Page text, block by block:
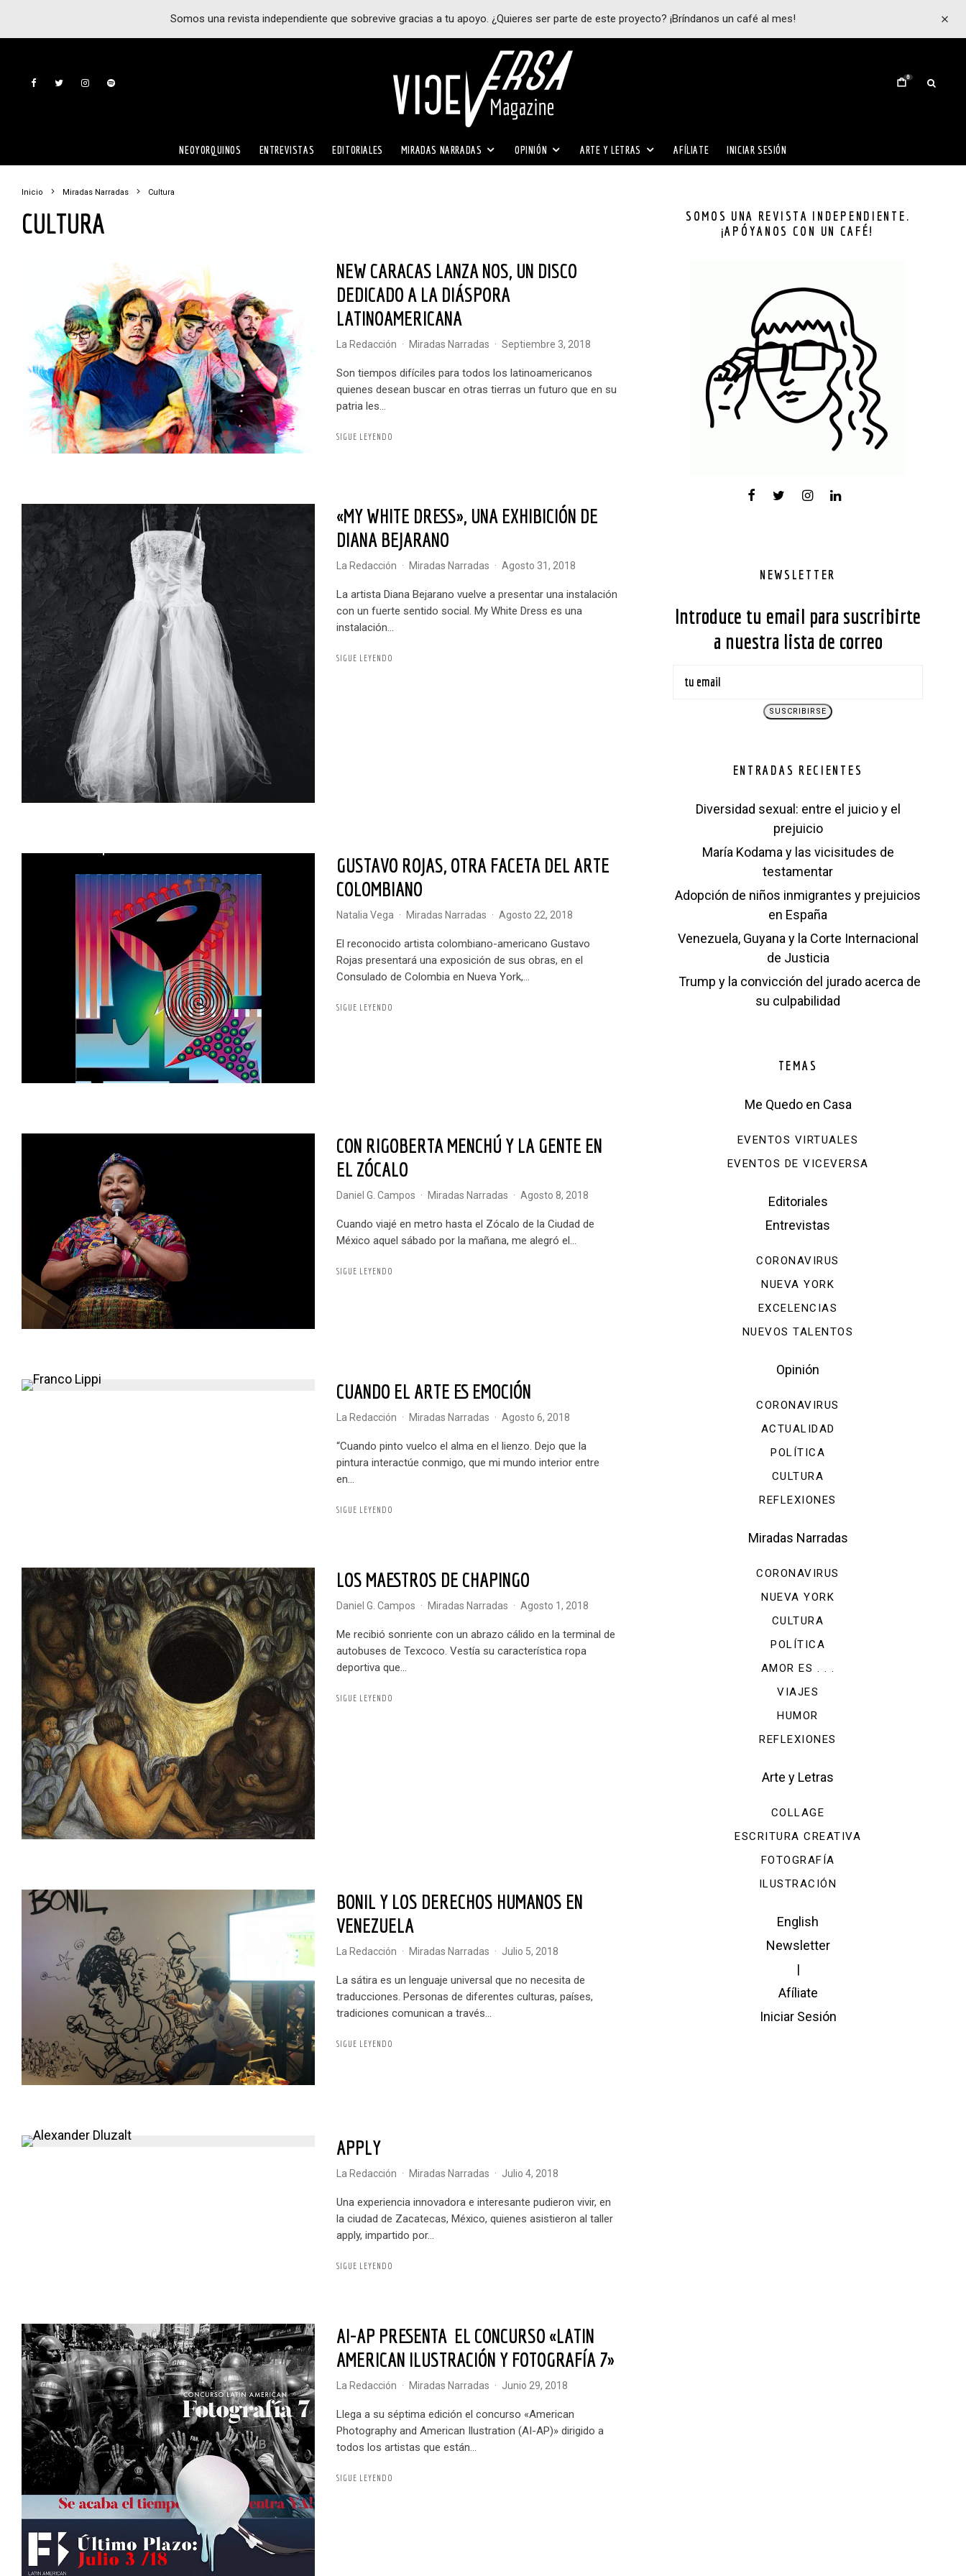
Somos una revista independiente que sobrevive gracias a tu apoyo. ¿Quieres ser parte de este proyecto? ¡Bríndanos un café al mes!
0
NEOYORQUINOS ENTREVISTAS EDITORIALES MIRADAS NARRADAS OPINIÓN ARTE Y LETRAS AFÍLIATE INICIAR SESIÓN
Inicio Miradas Narradas Cultura
CULTURA
NEW CARACAS LANZA NOS, UN DISCO
DEDICADO A LA DIÁSPORA
LATINOAMERICANA
La Redacción · Miradas Narradas · septiembre 3, 2018
Son tiempos difíciles para todos los latinoamericanos
quienes desean buscar en otras tierras un futuro que en su
patria les...
SIGUE LEYENDO
«MY WHITE DRESS», UNA EXHIBICIÓN DE
DIANA BEJARANO
La Redacción · Miradas Narradas · agosto 31, 2018
La artista Diana Bejarano vuelve a presentar una instalación
con un fuerte sentido social. My White Dress es una
instalación...
SIGUE LEYENDO
GUSTAVO ROJAS, OTRA FACETA DEL ARTE
COLOMBIANO
Natalia Vega · Miradas Narradas · agosto 22, 2018
El reconocido artista colombiano-americano Gustavo
Rojas presentará una exposición de sus obras, en el
Consulado de Colombia en Nueva York,...
SIGUE LEYENDO
CON RIGOBERTA MENCHÚ Y LA GENTE EN
EL ZÓCALO
Daniel G. Campos · Miradas Narradas · agosto 8, 2018
Cuando viajé en metro hasta el Zócalo de la Ciudad de
México aquel sábado por la mañana, me alegró el...
SIGUE LEYENDO
CUANDO EL ARTE ES EMOCIÓN
La Redacción · Miradas Narradas · agosto 6, 2018
“Cuando pinto vuelco el alma en el lienzo. Dejo que la
pintura interactúe conmigo, que mi mundo interior entre
en...
SIGUE LEYENDO
LOS MAESTROS DE CHAPINGO
Daniel G. Campos · Miradas Narradas · agosto 1, 2018
Me recibió sonriente con un abrazo cálido en la terminal de
autobuses de Texcoco. Vestía su característica ropa
deportiva que...
SIGUE LEYENDO
BONIL Y LOS DERECHOS HUMANOS EN
VENEZUELA
La Redacción · Miradas Narradas · julio 5, 2018
La sátira es un lenguaje universal que no necesita de
traducciones. Personas de diferentes culturas, países,
tradiciones comunican a través...
SIGUE LEYENDO
APPLY
La Redacción · Miradas Narradas · julio 4, 2018
Una experiencia innovadora e interesante pudieron vivir, en
la ciudad de Zacatecas, México, quienes asistieron al taller
apply, impartido por...
SIGUE LEYENDO
AI-AP PRESENTA EL CONCURSO «LATIN
AMERICAN ILUSTRACIÓN Y FOTOGRAFÍA 7»
La Redacción · Miradas Narradas · junio 29, 2018
Llega a su séptima edición el concurso «American
Photography and American Ilustration (AI-AP)» dirigido a
todos los artistas que están...
SIGUE LEYENDO
SOMOS UNA REVISTA INDEPENDIENTE.
¡APÓYANOS CON UN CAFÉ!
NEWSLETTER
Introduce tu email para suscribirte
a nuestra lista de correo
ENTRADAS RECIENTES
Diversidad sexual: entre el juicio y el
prejuicio
María Kodama y las vicisitudes de
testamentar
Adopción de niños inmigrantes y prejuicios
en España
Venezuela, Guyana y la Corte Internacional
de Justicia
Trump y la convicción del jurado acerca de
su culpabilidad
TEMAS
Me Quedo en Casa
EVENTOS VIRTUALES
EVENTOS DE VICEVERSA
Editoriales
Entrevistas
CORONAVIRUS
NUEVA YORK
EXCELENCIAS
NUEVOS TALENTOS
Opinión
CORONAVIRUS
ACTUALIDAD
POLÍTICA
CULTURA
REFLEXIONES
Miradas Narradas
CORONAVIRUS
NUEVA YORK
CULTURA
POLÍTICA
AMOR ES . . .
VIAJES
HUMOR
REFLEXIONES
Arte y Letras
COLLAGE
ESCRITURA CREATIVA
FOTOGRAFÍA
ILUSTRACIÓN
English
Newsletter
|
Afíliate
Iniciar Sesión